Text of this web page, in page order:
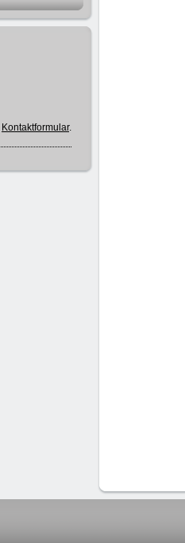
Kontaktformular.